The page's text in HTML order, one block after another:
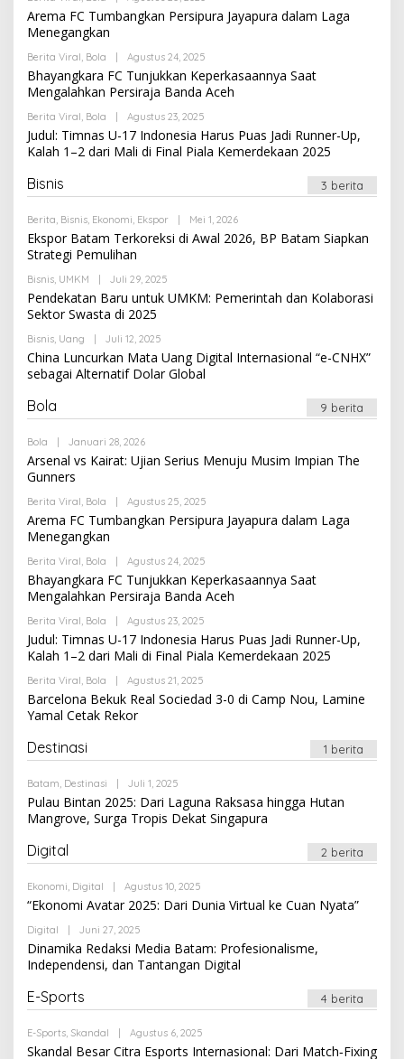
Newssportsaz_0q4zf1
Arema FC Tumbangkan Persipura Jayapura dalam Laga
Menegangkan
Berita Viral, Bola Agustus 24, 2025
Newssportsaz_0q4zf1
Bhayangkara FC Tunjukkan Keperkasaannya Saat
Mengalahkan Persiraja Banda Aceh
Berita Viral, Bola Agustus 23, 2025
Newssportsaz_0q4zf1
Judul: Timnas U-17 Indonesia Harus Puas Jadi Runner-Up,
Kalah 1–2 dari Mali di Final Piala Kemerdekaan 2025
Bisnis 3 berita
Berita, Bisnis, Ekonomi, Ekspor Mei 1, 2026Oleh
Ekspor Batam Terkoreksi di Awal 2026, BP Batam Siapkan
Strategi Pemulihan
Bisnis, UMKM Juli 29, 2025
Pendekatan Baru untuk UMKM: Pemerintah dan Kolaborasi
Sektor Swasta di 2025
Bisnis, Uang Juli 12, 2025
Newssportsaz_0q4zf1
China Luncurkan Mata Uang Digital Internasional “e-CNHX”
sebagai Alternatif Dolar Global
Bola 9 berita
Bola Januari 28, 2026Oleh
Arsenal vs Kairat: Ujian Serius Menuju Musim Impian The
Gunners
Berita Viral, Bola Agustus 25, 2025
Newssportsaz_0q4zf1
Arema FC Tumbangkan Persipura Jayapura dalam Laga
Menegangkan
Berita Viral, Bola Agustus 24, 2025
Newssportsaz_0q4zf1
Bhayangkara FC Tunjukkan Keperkasaannya Saat
Mengalahkan Persiraja Banda Aceh
Berita Viral, Bola Agustus 23, 2025
Newssportsaz_0q4zf1
Judul: Timnas U-17 Indonesia Harus Puas Jadi Runner-Up,
Kalah 1–2 dari Mali di Final Piala Kemerdekaan 2025
Berita Viral, Bola Agustus 21, 2025
Newssportsaz_0q4zf1
Barcelona Bekuk Real Sociedad 3-0 di Camp Nou, Lamine
Yamal Cetak Rekor
Destinasi 1 berita
Batam, Destinasi Juli 1, 2025
Newssportsaz_0q4zf1
Pulau Bintan 2025: Dari Laguna Raksasa hingga Hutan
Mangrove, Surga Tropis Dekat Singapura
Digital 2 berita
Ekonomi, Digital Agustus 10, 2025
Newssportsaz_0q4zf1
“Ekonomi Avatar 2025: Dari Dunia Virtual ke Cuan Nyata”
Digital Juni 27, 2025
Newssportsaz_0q4zf1
Dinamika Redaksi Media Batam: Profesionalisme,
Independensi, dan Tantangan Digital
E-Sports 4 berita
E-Sports, Skandal Agustus 6, 2025
Newssportsaz_0q4zf1
Skandal Besar Citra Esports Internasional: Dari Match‑Fixing